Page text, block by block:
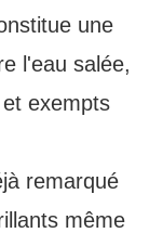
une
l'eau salée,
exempts
remarqué
même